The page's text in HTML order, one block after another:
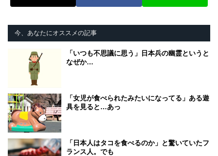
今、あなたにオススメの記事
「いつも不思議に思う」日本兵の幽霊というと
なぜか…
「女児が食べられたみたいになってる」ある遊
具を見ると…あっ
「日本人はタコを食べるのか」と驚いていたフ
ランス人。でも